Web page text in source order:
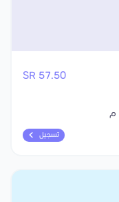
57.50 SR
تسجيل